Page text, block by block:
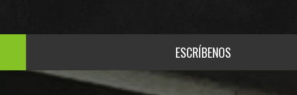
ESCRÍBENOS